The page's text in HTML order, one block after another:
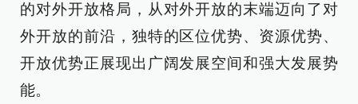
的对外开放格局，从对外开放的末端迈向了对
外开放的前沿，独特的区位优势、资源优势、
开放优势正展现出广阔发展空间和强大发展势
能。